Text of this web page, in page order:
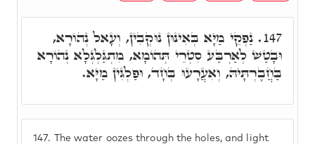
147.
The water oozes through the holes, and light
147. נַפְקֵי מַיָּא בְּאִינּוּן נוּקְבִין, וְעָאל נְהוֹרָא,
וּבָטַשׁ לְאַרְבַּע סִטְרֵי תְּהוֹמָא, מִתְגַּלְגְּלָא נְהוֹרָא
בַּחֲבֶרְתָּיהּ, וְאִעֲרָעוּ בְּחָד, וּפַלְגִּין מַיָּא.